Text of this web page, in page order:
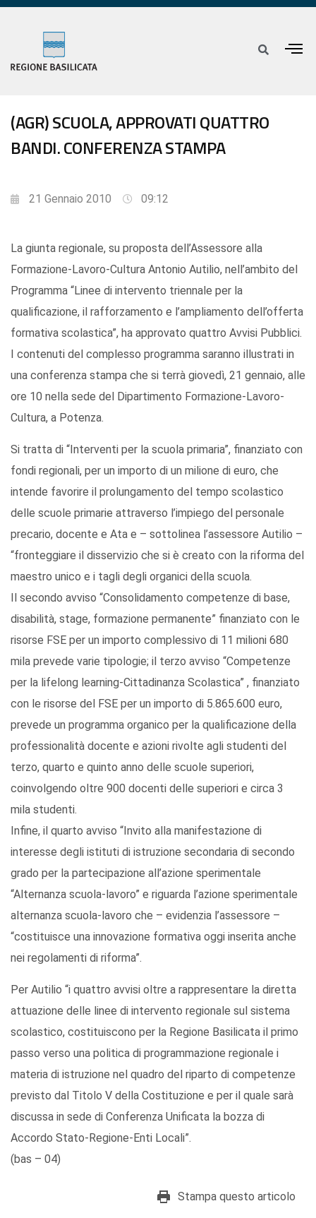
(AGR) SCUOLA, APPROVATI QUATTRO
BANDI. CONFERENZA STAMPA
21 Gennaio 2010 09:12
La giunta regionale, su proposta dell’Assessore alla
Formazione-Lavoro-Cultura Antonio Autilio, nell’ambito del
Programma “Linee di intervento triennale per la
qualificazione, il rafforzamento e l’ampliamento dell’offerta
formativa scolastica”, ha approvato quattro Avvisi Pubblici.
I contenuti del complesso programma saranno illustrati in
una conferenza stampa che si terrà giovedì, 21 gennaio, alle
ore 10 nella sede del Dipartimento Formazione-Lavoro-
Cultura, a Potenza.
Si tratta di “Interventi per la scuola primaria”, finanziato con
fondi regionali, per un importo di un milione di euro, che
intende favorire il prolungamento del tempo scolastico
delle scuole primarie attraverso l’impiego del personale
precario, docente e Ata e – sottolinea l’assessore Autilio –
“fronteggiare il disservizio che si è creato con la riforma del
maestro unico e i tagli degli organici della scuola.
Il secondo avviso “Consolidamento competenze di base,
disabilità, stage, formazione permanente” finanziato con le
risorse FSE per un importo complessivo di 11 milioni 680
mila prevede varie tipologie; il terzo avviso “Competenze
per la lifelong learning-Cittadinanza Scolastica” , finanziato
con le risorse del FSE per un importo di 5.865.600 euro,
prevede un programma organico per la qualificazione della
professionalità docente e azioni rivolte agli studenti del
terzo, quarto e quinto anno delle scuole superiori,
coinvolgendo oltre 900 docenti delle superiori e circa 3
mila studenti.
Infine, il quarto avviso “Invito alla manifestazione di
interesse degli istituti di istruzione secondaria di secondo
grado per la partecipazione all’azione sperimentale
“Alternanza scuola-lavoro” e riguarda l’azione sperimentale
alternanza scuola-lavoro che – evidenzia l’assessore –
“costituisce una innovazione formativa oggi inserita anche
nei regolamenti di riforma”.
Per Autilio “i quattro avvisi oltre a rappresentare la diretta
attuazione delle linee di intervento regionale sul sistema
scolastico, costituiscono per la Regione Basilicata il primo
passo verso una politica di programmazione regionale i
materia di istruzione nel quadro del riparto di competenze
previsto dal Titolo V della Costituzione e per il quale sarà
discussa in sede di Conferenza Unificata la bozza di
Accordo Stato-Regione-Enti Locali”.
(bas – 04)
Stampa questo articolo